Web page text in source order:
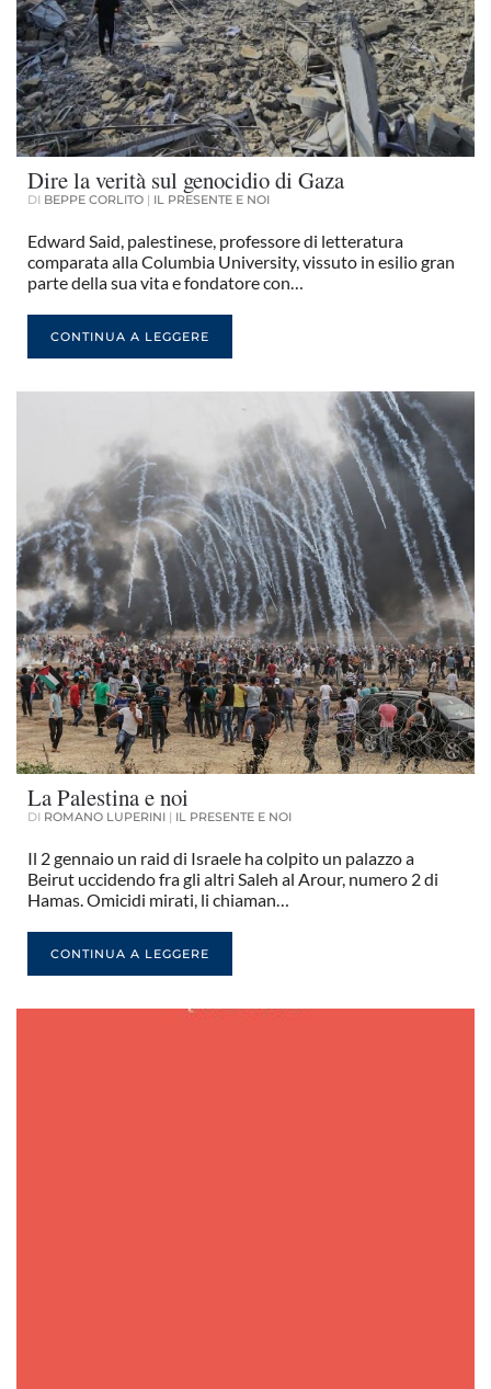
Dire la verità sul genocidio di Gaza
DI BEPPE CORLITO | IL PRESENTE E NOI
Edward Said, palestinese, professore di letteratura
comparata alla Columbia University, vissuto in esilio gran
parte della sua vita e fondatore con…
CONTINUA A LEGGERE
La Palestina e noi
DI ROMANO LUPERINI | IL PRESENTE E NOI
Il 2 gennaio un raid di Israele ha colpito un palazzo a
Beirut uccidendo fra gli altri Saleh al Arour, numero 2 di
Hamas. Omicidi mirati, li chiaman…
CONTINUA A LEGGERE